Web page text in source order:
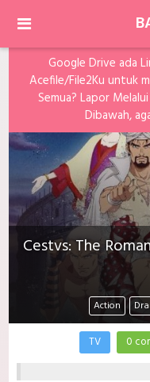
Google Drive ada
Acefile/File2Ku untuk
Semua? Lapor
Dibawah,
Cestvs: The
Action
TV 0